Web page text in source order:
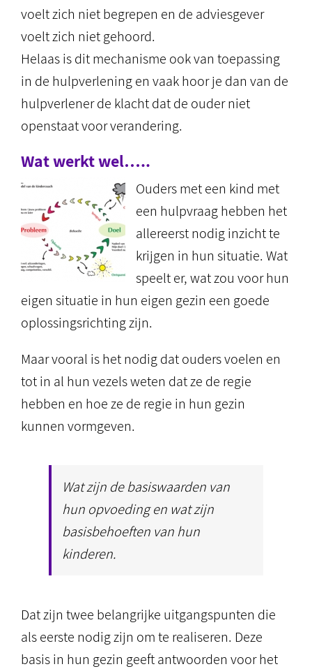
voelt zich niet begrepen en de adviesgever
voelt zich niet gehoord.
Helaas is dit mechanisme ook van toepassing
in de hulpverlening en vaak hoor je dan van de
hulpverlener de klacht dat de ouder niet
openstaat voor verandering.
Wat werkt wel…..
Ouders met een kind met
een hulpvraag hebben het
allereerst nodig inzicht te
krijgen in hun situatie. Wat
speelt er, wat zou voor hun
eigen situatie in hun eigen gezin een goede
oplossingsrichting zijn.
Maar vooral is het nodig dat ouders voelen en
tot in al hun vezels weten dat ze de regie
hebben en hoe ze de regie in hun gezin
kunnen vormgeven.
Wat zijn de basiswaarden van
hun opvoeding en wat zijn
basisbehoeften van hun
kinderen.
Dat zijn twee belangrijke uitgangspunten die
als eerste nodig zijn om te realiseren. Deze
basis in hun gezin geeft antwoorden voor het